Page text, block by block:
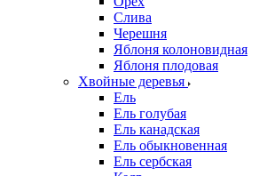
Слива
Черешня
Яблоня колоновидная
Яблоня плодовая
Хвойные деревья
Ель
Ель голубая
Ель канадская
Ель обыкновенная
Ель сербская